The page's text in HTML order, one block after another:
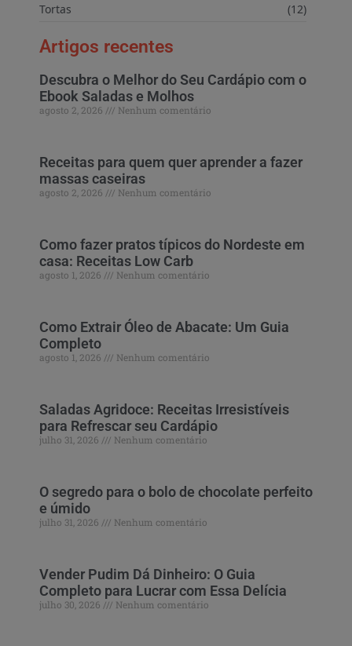
Tortas
(12)
Artigos recentes
Descubra o Melhor do Seu Cardápio com o
Ebook Saladas e Molhos
agosto 2, 2026 Nenhum comentário
Receitas para quem quer aprender a fazer
massas caseiras
agosto 2, 2026 Nenhum comentário
Como fazer pratos típicos do Nordeste em
casa: Receitas Low Carb
agosto 1, 2026 Nenhum comentário
Como Extrair Óleo de Abacate: Um Guia
Completo
agosto 1, 2026 Nenhum comentário
Saladas Agridoce: Receitas Irresistíveis
para Refrescar seu Cardápio
julho 31, 2026 Nenhum comentário
O segredo para o bolo de chocolate perfeito
e úmido
julho 31, 2026 Nenhum comentário
Vender Pudim Dá Dinheiro: O Guia
Completo para Lucrar com Essa Delícia
julho 30, 2026 Nenhum comentário